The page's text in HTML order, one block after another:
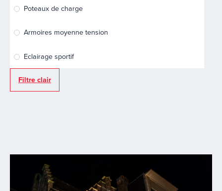
Poteaux de charge
Armoires moyenne tension
Eclairage sportif
Filtre clair